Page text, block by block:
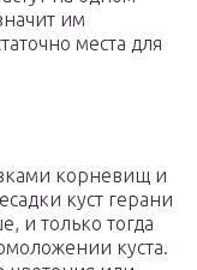
им
места для
корневищ и
куст герани
и только тогда
куста.